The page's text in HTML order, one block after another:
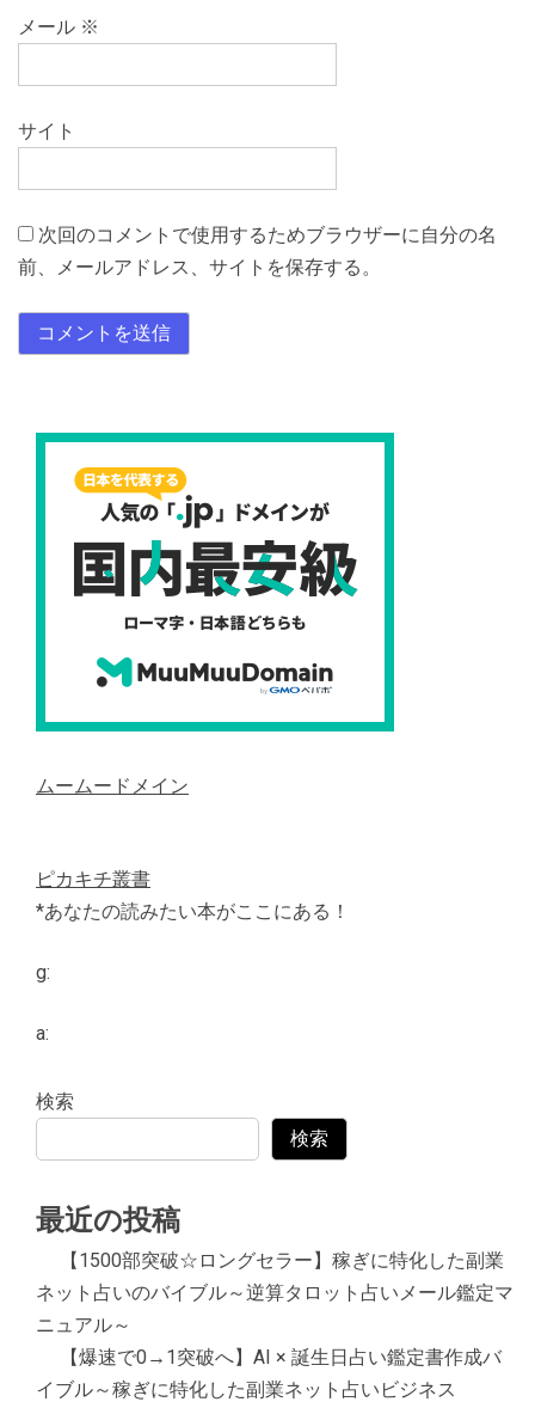
メール ※
サイト
次回のコメントで使用するためブラウザーに自分の名
前、メールアドレス、サイトを保存する。
ムームードメイン
ピカキチ叢書
*あなたの読みたい本がここにある！
g:
a:
検索
検索
最近の投稿
【1500部突破☆ロングセラー】稼ぎに特化した副業
ネット占いのバイブル～逆算タロット占いメール鑑定マ
ニュアル～
【爆速で0→1突破へ】AI × 誕生日占い鑑定書作成バ
イブル～稼ぎに特化した副業ネット占いビジネス